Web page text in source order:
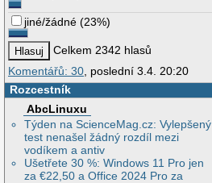
jiné/žádné (23%)
Celkem 2342 hlasů
Komentářů: 30 , poslední 3.4. 20:20
Rozcestník
AbcLinuxu
Týden na ScienceMag.cz: Vylepšený
test nenašel žádný rozdíl mezi
vodíkem a antiv
Ušetřete 30 %: Windows 11 Pro jen
za €22,50 a Office 2024 Pro za